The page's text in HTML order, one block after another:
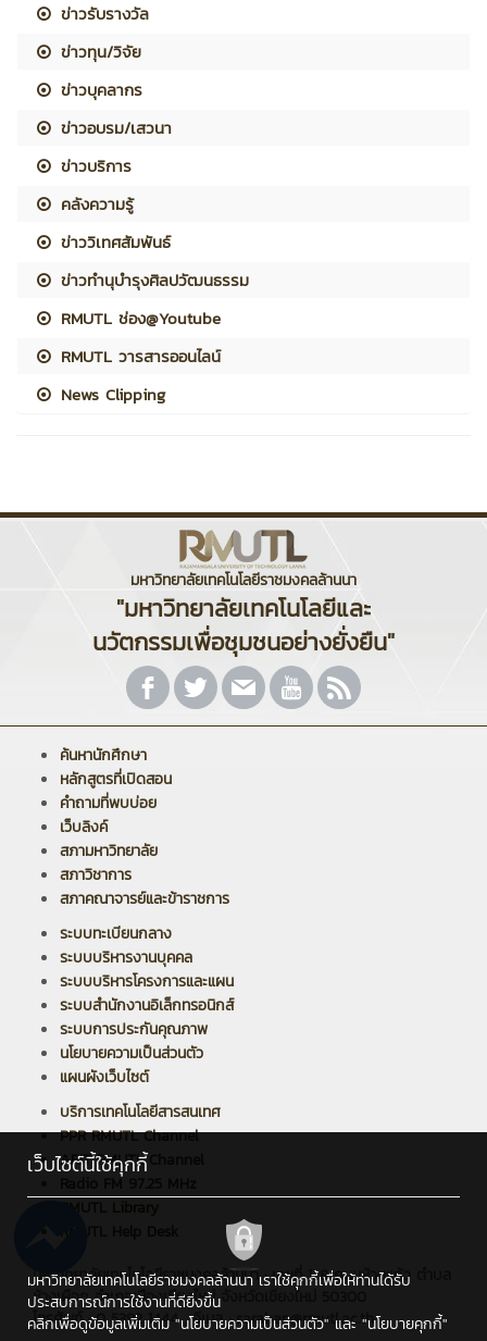
ข่าวรับรางวัล
ข่าวทุน/วิจัย
ข่าวบุคลากร
ข่าวอบรม/เสวนา
ข่าวบริการ
คลังความรู้
ข่าววิเทศสัมพันธ์
ข่าวทำนุบำรุงศิลปวัฒนธรรม
RMUTL ช่อง@Youtube
RMUTL วารสารออนไลน์
News Clipping
มหาวิทยาลัยเทคโนโลยีราชมงคลล้านนา
"มหาวิทยาลัยเทคโนโลยีและ
นวัตกรรมเพื่อชุมชนอย่างยั่งยืน"
ค้นหานักศึกษา
หลักสูตรที่เปิดสอน
คำถามที่พบบ่อย
เว็บลิงค์
สภามหาวิทยาลัย
สภาวิชาการ
สภาคณาจารย์และข้าราชการ
ระบบทะเบียนกลาง
ระบบบริหารงานบุคคล
ระบบบริหารโครงการและแผน
ระบบสำนักงานอิเล็กทรอนิกส์
ระบบการประกันคุณภาพ
นโยบายความเป็นส่วนตัว
แผนผังเว็บไซต์
บริการเทคโนโลยีสารสนเทศ
PPR RMUTL Channel
ARIT RMUTL Channel
Radio FM 97.25 MHz
มหาวิทยาลัยเทคโนโลยีราชมงคลล้านนา : เลขที่ 128 ถนนห้วยแก้ว ตำบล
ช้างเผือก อำเภอเมืองเชียงใหม่ จังหวัดเชียงใหม่ 50300
โทรศัพท์ : 0 5392 1444 , อีเมล : saraban@rmutl.ac.th
เว็บไซต์นี้ใช้คุกกี้
มหาวิทยาลัยเทคโนโลยีราชมงคลล้านนา เราใช้คุกกี้เพื่อให้ท่านได้รับ
ประสบการณ์การใช้งานที่ดียิ่งขึ้น
คลิกเพื่อดูข้อมูลเพิ่มเติม "นโยบายความเป็นส่วนตัว" และ "นโยบายคุกกี้"